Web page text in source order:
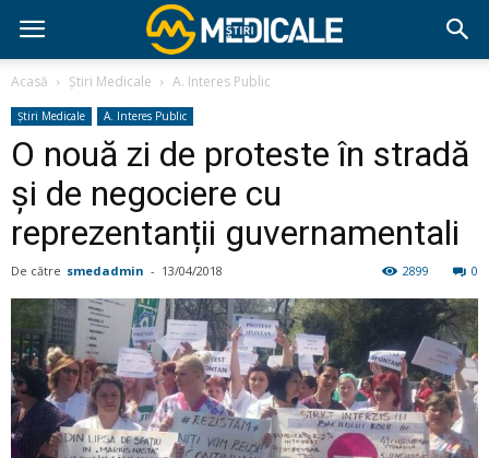
Acasă Știri Medicale A. Interes Public
Știri Medicale A. Interes Public
O nouă zi de proteste în stradă
și de negociere cu
reprezentanții guvernamentali
De către smedadmin - 13/04/2018 0
2899